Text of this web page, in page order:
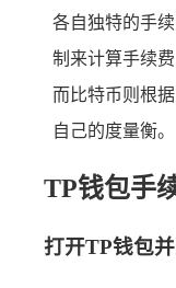
各自独特的手
制来计算手续
而比特币则根
自己的度量衡。
TP钱包手
打开TP钱包